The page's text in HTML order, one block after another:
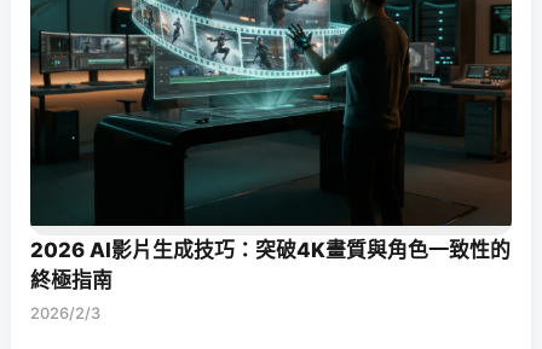
2026 AI影片生成技巧：突破4K畫質與角色一致性的
終極指南
2026/2/3